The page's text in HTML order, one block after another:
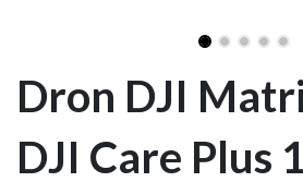
Dron DJI
DJI Care Plus